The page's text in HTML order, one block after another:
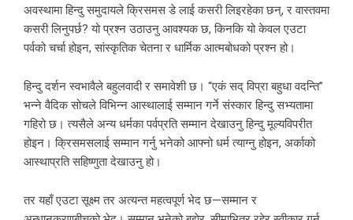
अवस्थामा हिन्दु समुदायले क्रिसमस डे लाई कसरी लिइरहेका छन्, र वास्तवमा
कसरी लिनुपर्छ? यो प्रश्न उठाउनु आवश्यक छ, किनकि यो केवल एउटा
पर्वको चर्चा होइन, सांस्कृतिक चेतना र धार्मिक आत्मबोधको प्रश्न हो।
हिन्दु दर्शन स्वभावैले बहुलवादी र समावेशी छ। “एकं सद् विप्रा बहुधा वदन्ति”
भन्ने वैदिक सोचले विभिन्न आस्थालाई सम्मान गर्ने संस्कार हिन्दु सभ्यतामा
गहिरो छ। त्यसैले अन्य धर्मका पर्वप्रति सम्मान देखाउनु हिन्दु मूल्यविपरीत
होइन। क्रिसमसलाई सम्मान गर्नु भनेको आफ्नो धर्म त्याग्नु होइन, अर्काको
आस्थाप्रति सहिष्णुता देखाउनु हो।
तर यहाँ एउटा सूक्ष्म तर अत्यन्त महत्वपूर्ण भेद छ—सम्मान र